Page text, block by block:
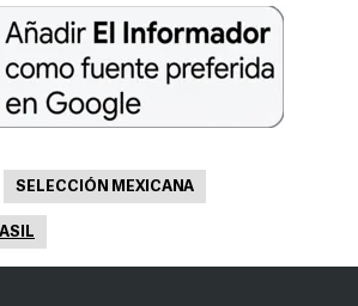
SELECCIÓN MEXICANA